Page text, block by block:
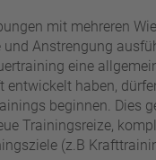
mit mehreren
und Anstrengung
eine
entwickelt haben,
beginnen. Dies
Trainingsreize,
(z.B